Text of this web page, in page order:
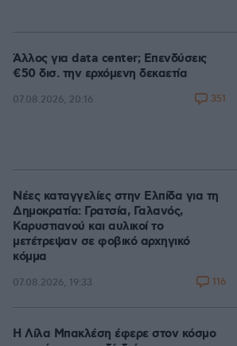
Άλλος για data center; Επενδύσεις
€50 δισ. την ερχόμενη δεκαετία
07.08.2026, 20:16 351
Νέες καταγγελίες στην Ελπίδα για τη
Δημοκρατία: Γρατσία, Γαλανός,
Καρυστιανού και αυλικοί το
μετέτρεψαν σε φοβικό αρχηγικό
κόμμα
07.08.2026, 19:33 116
Η Λίλα Μπακλέση έφερε στον κόσμο